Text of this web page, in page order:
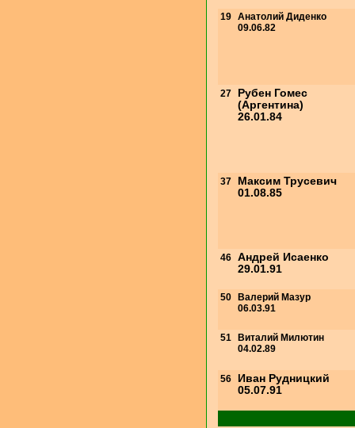
19 Анатолий Диденко
09.06.82
27
Рубен Гомес
(Аргентина)
26.01.84
37
Максим Трусевич
01.08.85
46 Андрей Исаенко
29.01.91
50
Валерий Мазур
06.03.91
51
Виталий Милютин
04.02.89
56
Иван Рудницкий
05.07.91